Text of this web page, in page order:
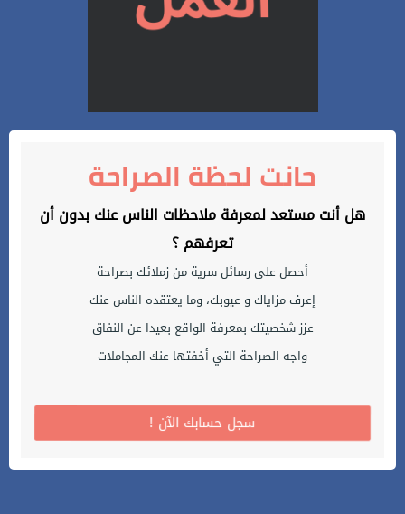
حانت لحظة الصراحة
هل أنت مستعد لمعرفة ملاحظات الناس عنك بدون أن
تعرفهم ؟
أحصل على رسائل سرية من زملائك بصراحة
إعرف مزاياك و عيوبك، وما يعتقده الناس عنك
عزز شخصيتك بمعرفة الواقع بعيدا عن النفاق
واجه الصراحة التي أخفتها عنك المجاملات
! سجل حسابك الآن